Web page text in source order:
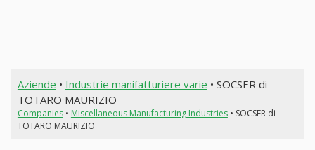
Aziende • Industrie manifatturiere varie • SOCSER di
TOTARO MAURIZIO
Companies• Miscellaneous Manufacturing Industries• SOCSER di
TOTARO MAURIZIO